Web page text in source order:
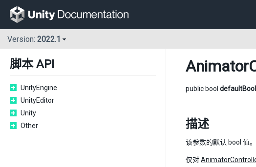
Version: 2022.1
脚本 API
UnityEngine
UnityEditor
Unity
Other
public bool defaultBool
描述
该参数的默认 bool 值。
仅对